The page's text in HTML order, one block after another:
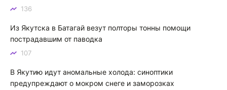
Зной в Сибири, тем более в Якутске. Никакой это не
тем более говорить не приходиться. Не зря даже в
песнях поют…
136
Из Якутска в Батагай везут полторы тонны помощи
пострадавшим от паводка
107
В Якутию идут аномальные холода: синоптики
предупреждают о мокром снеге и заморозках